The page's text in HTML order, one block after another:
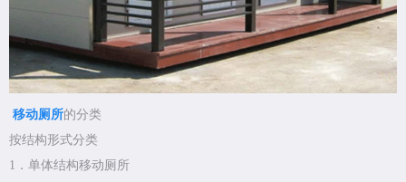
移动厕所的分类
按结构形式分类
1．单体结构移动厕所